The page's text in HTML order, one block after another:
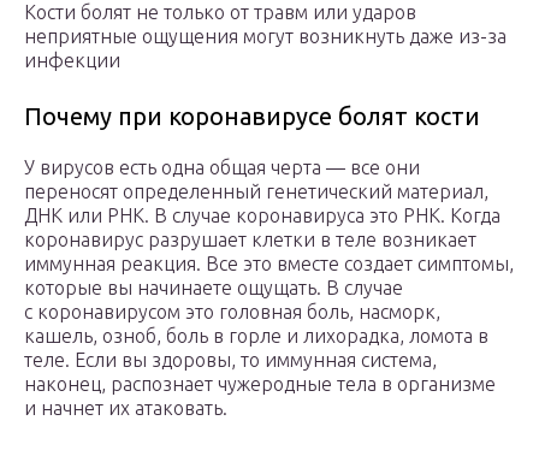
Кости болят не только от травм или ударов
неприятные ощущения могут возникнуть даже из-за
инфекции
Почему при коронавирусе болят кости
У вирусов есть одна общая черта — все они
переносят определенный генетический материал,
ДНК или РНК. В случае коронавируса это РНК. Когда
коронавирус разрушает клетки в теле возникает
иммунная реакция. Все это вместе создает симптомы,
которые вы начинаете ощущать. В случае
с коронавирусом это головная боль, насморк,
кашель, озноб, боль в горле и лихорадка, ломота в
теле. Если вы здоровы, то иммунная система,
наконец, распознает чужеродные тела в организме
и начнет их атаковать.